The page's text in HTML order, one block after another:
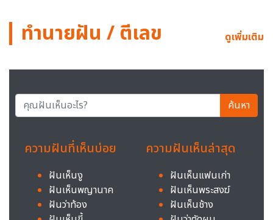
ทำนายฝัน / ตีเลข ดูเพิ่มเติม
ค้นหา
ความฝันที่เห็นบ่อย
ฝันเห็นงู
ฝันเห็นพญานาค
ฝันว่าท้อง
ความฝันเห็นล่าสุด
ฝันเห็นแฟนเก่า
ฝันเห็นพระสงฆ์
ฝันเห็นช้าง